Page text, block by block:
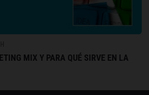
MIX Y PARA QUÉ SIRVE EN LA